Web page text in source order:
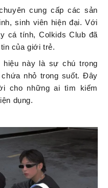
cung cấp các sản
sinh viên hiện đại. Với
cá tính, Colkids Club đã
của giới trẻ.
này là sự chú trọng
nhỏ trong suốt. Đây
cho những ai tìm kiếm
dụng.